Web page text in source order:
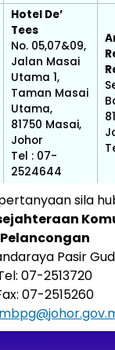
Hotel De’
Tees
No. 05,07&09,
Jalan Masai
Utama 1,
Taman Masai
Utama,
81750 Masai,
Johor
Tel : 07-
2524644
sila
Pelancongan
Pasir
07-2513720
07-2515260